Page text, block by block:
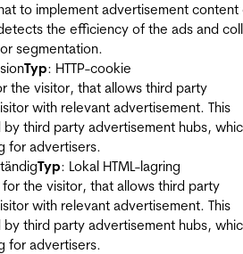
to implement advertisement content
the efficiency of the ads and
segmentation.
Typ: HTTP-cookie
the visitor, that allows third party
with relevant advertisement. This
third party advertisement hubs,
for advertisers.
Typ: Lokal HTML-lagring
for the visitor, that allows third party
with relevant advertisement. This
third party advertisement hubs,
for advertisers.